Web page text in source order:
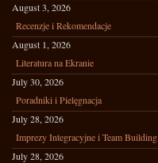
August 3, 2026
Recenzje i Rekomendacje
August 1, 2026
Literatura na Ekranie
July 30, 2026
Poradniki i Pielęgnacja
July 28, 2026
Imprezy Integracyjne i Team Building
July 28, 2026